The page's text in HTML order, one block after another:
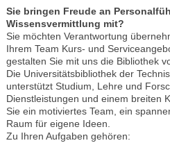
Sie bringen Freude an
Wissensvermittlung mit?
Sie möchten Verantwortung
Ihrem Team Kurs- und
gestalten Sie mit uns die Bibliothek
Die Universitätsbibliothek der
unterstützt Studium, Lehre und
Dienstleistungen und einem breiten
Sie ein motiviertes Team, ein
Raum für eigene Ideen.
Zu Ihren Aufgaben gehören: